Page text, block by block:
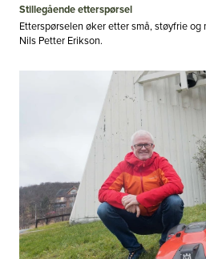
Stillegående etterspørsel
Etterspørselen øker etter små, støyfrie
Nils Petter Erikson.